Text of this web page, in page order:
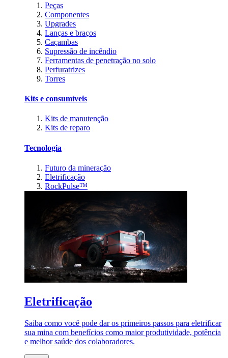
Peças
Componentes
Upgrades
Lanças e braços
Caçambas
Supressão de incêndio
Ferramentas de penetração no solo
Perfuratrizes
Torres
Kits e consumíveis
Kits de manutenção
Kits de reparo
Tecnologia
Futuro da mineração
Eletrificação
RockPulse™
Eletrificação
Saiba como você pode dar os primeiros passos para eletrificar
sua mina com benefícios como maior produtividade, potência
e melhor saúde dos colaboradores.